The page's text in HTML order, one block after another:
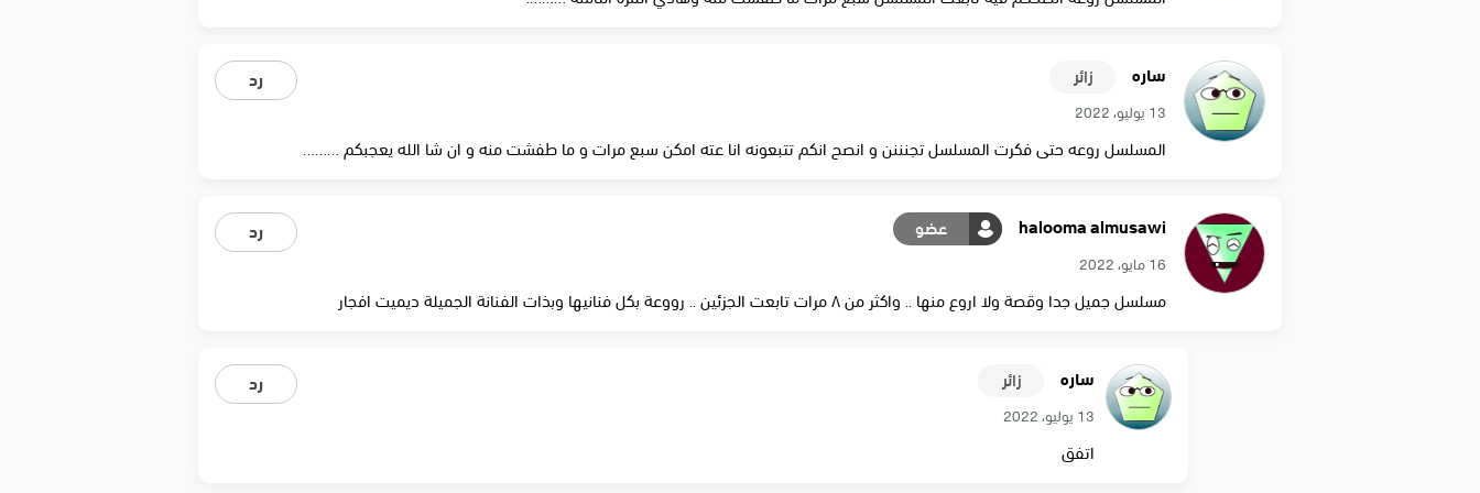
ساره زائر رد
13 يوليو، 2022
المسلسل روعه حتى فكرت المسلسل تجنننن و انصح انكم تتبعونه انا عته امكن سبع مرات و ما طفشت منه و ان شا الله يعجبكم ………
halooma almusawi عضو رد
16 مايو، 2022
مسلسل جميل جدا وقصة ولا اروع منها .. واكثر من ٨ مرات تابعت الجزئين .. رووعة بكل فنانيها وبذات الفنانة الجميلة ديميت افجار
ساره زائر رد
13 يوليو، 2022
اتفق